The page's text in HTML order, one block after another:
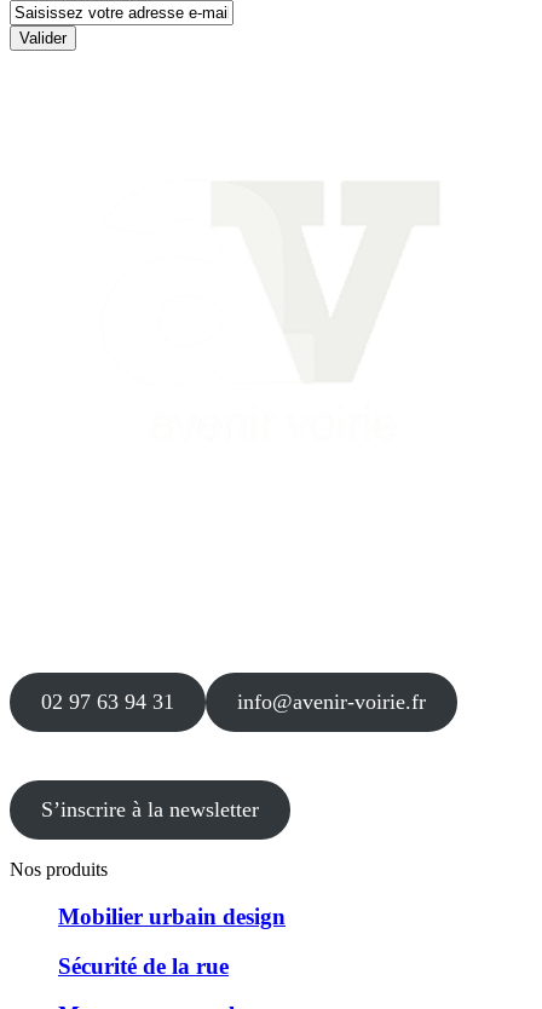
Valider
02 97 63 94 31 info@avenir-voirie.fr
S’inscrire à la newsletter
Nos produits
Mobilier urbain design
Sécurité de la rue